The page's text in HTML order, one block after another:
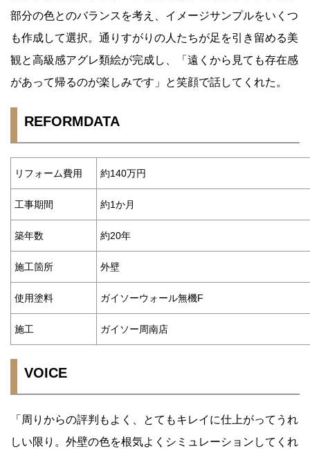
部分の色とのバランスを考え、イメージサンプルをいくつ
も作成して選択。通りすがりの人たちが足を引き留める美
観と高級感アグレ類絵が完成し、「遠くから見ても存在感
があって帰るのが楽しみです」と笑顔で話してくれた。
REFORMDATA
リフォーム費用 約140万円
工事期間 約1か月
築年数 約20年
施工箇所 外壁
使用塗料 ガイソーウォール無機F
施工 ガイソー周南店
VOICE
「周りからの評判もよく、とてもキレイに仕上がってうれ
しい限り。外壁の色を根気よくシミュレーションしてくれ